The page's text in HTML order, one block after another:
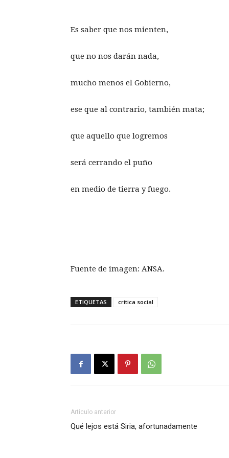
Es saber que nos mienten,
que no nos darán nada,
mucho menos el Gobierno,
ese que al contrario, también mata;
que aquello que logremos
será cerrando el puño
en medio de tierra y fuego.
Fuente de imagen: ANSA.
ETIQUETAS crítica social
Artículo anterior
Qué lejos está Siria, afortunadamente